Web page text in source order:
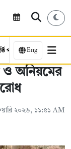
পরীক্ষা কর্মসংস্থান
Eng
ও অনিয়মের
২০২৬, ১১:৫১ AM